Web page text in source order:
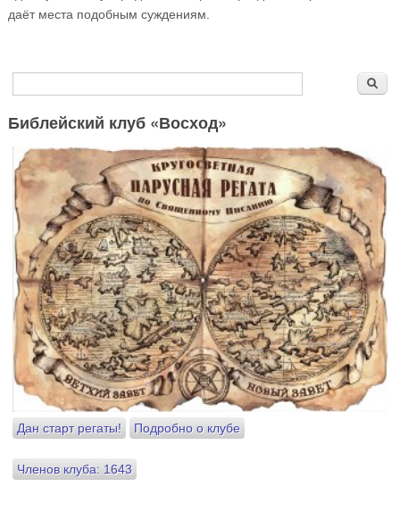
даёт места подобным суждениям.
Форма поиска
Библейский клуб «Восход»
Дан старт регаты! Подробно о клубе
Членов клуба: 1643